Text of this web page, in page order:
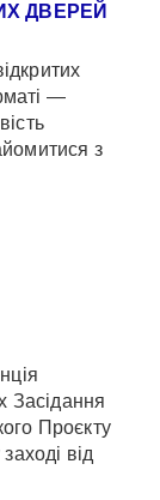
ДВЕРЕЙ
—
з
Засідання
Проєкту
від